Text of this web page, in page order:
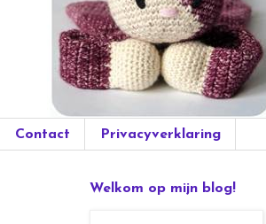
Contact Privacyverklaring
Welkom op mijn blog!